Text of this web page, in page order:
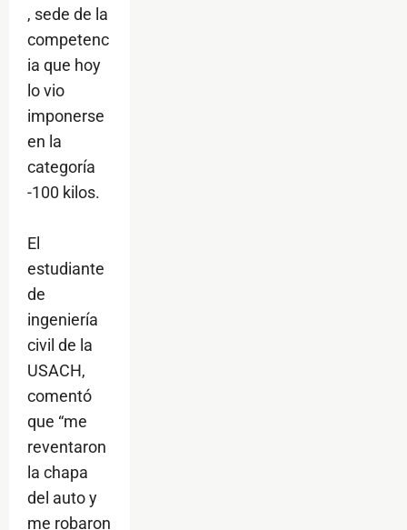
, sede de la
competenc
ia que hoy
lo vio
imponerse
en la
categoría
-100 kilos.
El
estudiante
de
ingeniería
civil de la
USACH,
comentó
que “me
reventaron
la chapa
del auto y
me robaron